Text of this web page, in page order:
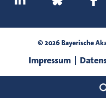
© 2026 Bayerische
Impressum